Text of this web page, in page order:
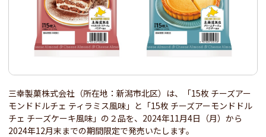
三幸製菓株式会社（所在地：新潟市北区）は、「15枚 チーズアー
モンドドルチェ ティラミス風味」と「15枚 チーズアーモンドドル
チェ チーズケーキ風味」の２品を、2024年11月4日（月）から
2024年12月末までの期間限定で発売いたします。